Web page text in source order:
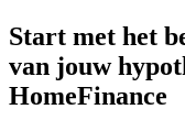
Start met het
van jouw
HomeFinance